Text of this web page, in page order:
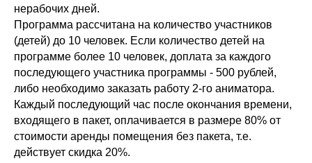
нерабочих дней.
Программа рассчитана на количество участников
(детей) до 10 человек. Если количество детей на
программе более 10 человек, доплата за каждого
последующего участника программы - 500 рублей,
либо необходимо заказать работу 2-го аниматора.
Каждый последующий час после окончания времени,
входящего в пакет, оплачивается в размере 80% от
стоимости аренды помещения без пакета, т.е.
действует скидка 20%.